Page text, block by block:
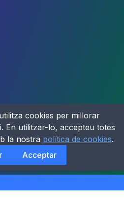
cookies per millorar
En utilitzar-lo, accepteu totes
la nostra política de cookies.
Acceptar